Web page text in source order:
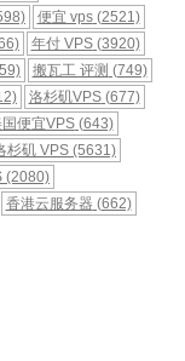
便宜 vps(2521)
年付 VPS(3920)
搬瓦工 评测 (749)
洛杉矶VPS(677)
便宜VPS(643)
杉矶 VPS (5631)
(2080)
香港云服务器 (662)